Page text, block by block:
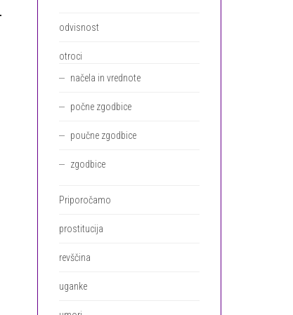
odvisnost
otroci
načela in vrednote
počne zgodbice
poučne zgodbice
zgodbice
Priporočamo
prostitucija
revščina
uganke